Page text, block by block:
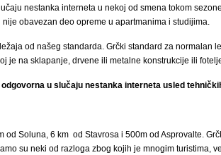
nestanka interneta u nekoj od smena tokom
obavezan deo opreme u apartmanima i studijima.
od našeg standarda. Grčki standard za normalan
je na sklapanje, drvene ili metalne konstrukcije ili
u slučaju nestanka interneta usled
od Soluna, 6 km od Stavrosa i 500m od Asprovalte.
su neki od razloga zbog kojih je mnogim turistima,